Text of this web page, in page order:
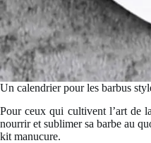
Un calendrier pour les barbus
Pour ceux qui cultivent l’art de
nourrir et sublimer sa barbe au
kit manucure.